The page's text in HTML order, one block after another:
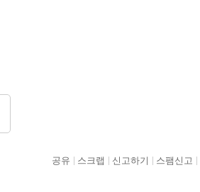
공유 스크랩 신고하기 스팸신고